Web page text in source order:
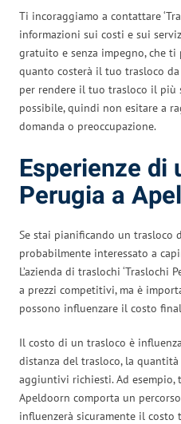
Ti incoraggiamo a contattare
informazioni sui costi e sui
gratuito e senza impegno, che
quanto costerà il tuo trasloco
per rendere il tuo trasloco il più
possibile, quindi non esitare a
domanda o preoccupazione.
Esperienze di
Perugia a
Se stai pianificando un trasloco
probabilmente interessato a
L’azienda di traslochi ‘Traslochi
a prezzi competitivi, ma è
possono influenzare il costo
Il costo di un trasloco è
distanza del trasloco, la
aggiuntivi richiesti. Ad esempio,
Apeldoorn comporta un
influenzerà sicuramente il costo